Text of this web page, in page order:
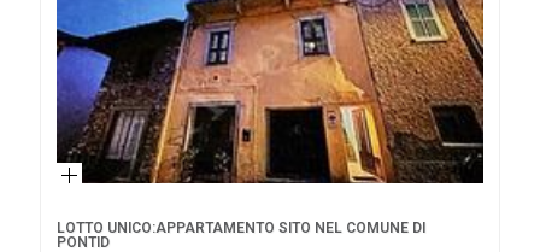
LOTTO UNICO:APPARTAMENTO SITO NEL COMUNE DI
PONTID